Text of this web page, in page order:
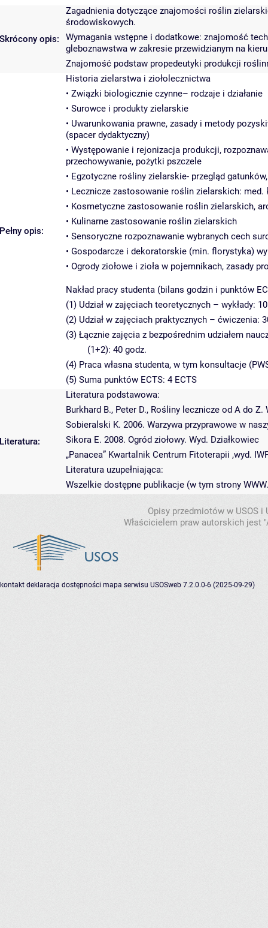
Skrócony opis:
Zagadnienia dotyczące znajomości roślin
środowiskowych.
Wymagania wstępne i dodatkowe: znajomość
gleboznawstwa w zakresie przewidzianym na
Znajomość podstaw propedeutyki produkcji
Pełny opis:
Historia zielarstwa i ziołolecznictwa
• Związki biologicznie czynne– rodzaje i działanie
• Surowce i produkty zielarskie
• Uwarunkowania prawne, zasady i metody
(spacer dydaktyczny)
• Występowanie i rejonizacja produkcji,
przechowywanie, pożytki pszczele
• Egzotyczne rośliny zielarskie- przegląd gatunków,
• Lecznicze zastosowanie roślin zielarskich:
• Kosmetyczne zastosowanie roślin zielarskich,
• Kulinarne zastosowanie roślin zielarskich
• Sensoryczne rozpoznawanie wybranych cech
• Gospodarcze i dekoratorskie (min. florystyka)
• Ogrody ziołowe i zioła w pojemnikach, zasady
Nakład pracy studenta (bilans godzin i punktów
(1) Udział w zajęciach teoretycznych – wykłady:
(2) Udział w zajęciach praktycznych – ćwiczenia:
(3) Łącznie zajęcia z bezpośrednim udziałem
(1+2): 40 godz.
(4) Praca własna studenta, w tym konsultacje
(5) Suma punktów ECTS: 4 ECTS
Literatura:
Literatura podstawowa:
Burkhard B., Peter D., Rośliny lecznicze od A do Z.
Sobieralski K. 2006. Warzywa przyprawowe w
Sikora E. 2008. Ogród ziołowy. Wyd. Działkowiec
„Panacea” Kwartalnik Centrum Fitoterapii ,wyd.
Literatura uzupełniająca:
Wszelkie dostępne publikacje (w tym strony
Opisy przedmiotów w USOS
Właścicielem praw autorskich jest
kontakt deklaracja dostępności mapa serwisu USOSweb 7.2.0.0-6 (2025-09-29)